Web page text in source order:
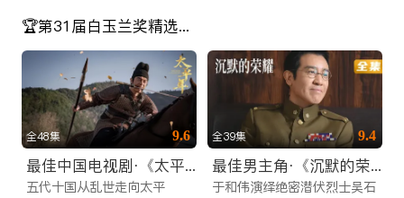
app带来的精彩内容。
共享大屏观影乐趣。
海量片库：2025最新电视剧在线网站流量密码
ITalkBB TV 汇聚了全网最全的海外华人影视资源，且每日实时
更新。为了满足不同年龄层和兴趣爱好的观众，我们精心构建了
多元化的内容矩阵，涵盖了搜索热度极高的各类题材：
🏆第31届白玉兰奖精选剧目
全48集 9.6
最佳中国电视剧·《太平年》
五代十国从乱世走向太平
全39集 9.4
最佳男主角·《沉默的荣耀》于和伟
于和伟演绎绝密潜伏烈士吴石